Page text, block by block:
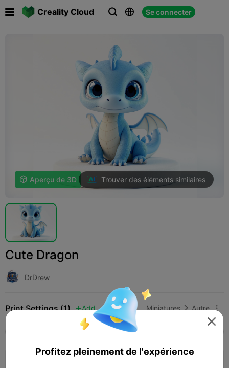
Creality Cloud   Se connecter
 Aperçu de 3D Trouver des éléments similaires
Cute Dragon
DrDrew
Print Settings (1) Add Miniatures  Autre 
K2 Pro

Profitez pleinement de l'expérience